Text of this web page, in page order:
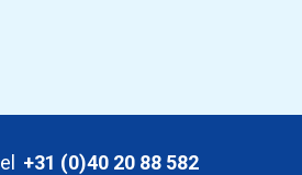
+31 (0)40 20 88 582